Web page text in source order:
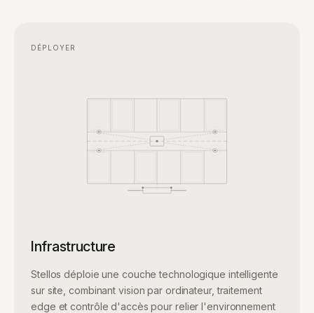
DÉPLOYER
Infrastructure
Stellos déploie une couche technologique intelligente
sur site, combinant vision par ordinateur, traitement
edge et contrôle d'accès pour relier l'environnement